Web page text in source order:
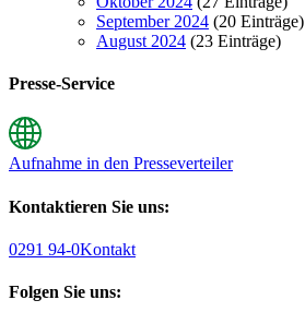
September 2024 (20 Einträge)
August 2024 (23 Einträge)
Presse-Service
Aufnahme in den Presseverteiler
Kontaktieren Sie uns:
0291 94-0Kontakt
Folgen Sie uns: